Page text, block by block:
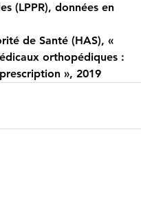
(LPPR), données en
de Santé (HAS), «
orthopédiques :
», 2019